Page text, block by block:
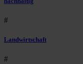
#
Landwirtschaft
#